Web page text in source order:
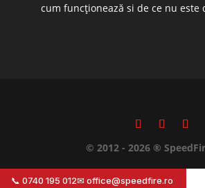
cum funcționează si de ce nu este
© 2012 - 2026 ®